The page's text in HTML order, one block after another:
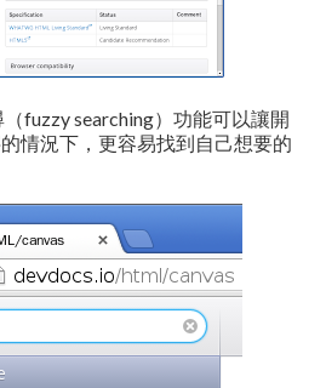
fuzzy searching）功能可以讓開
情況下，更容易找到自己想要的